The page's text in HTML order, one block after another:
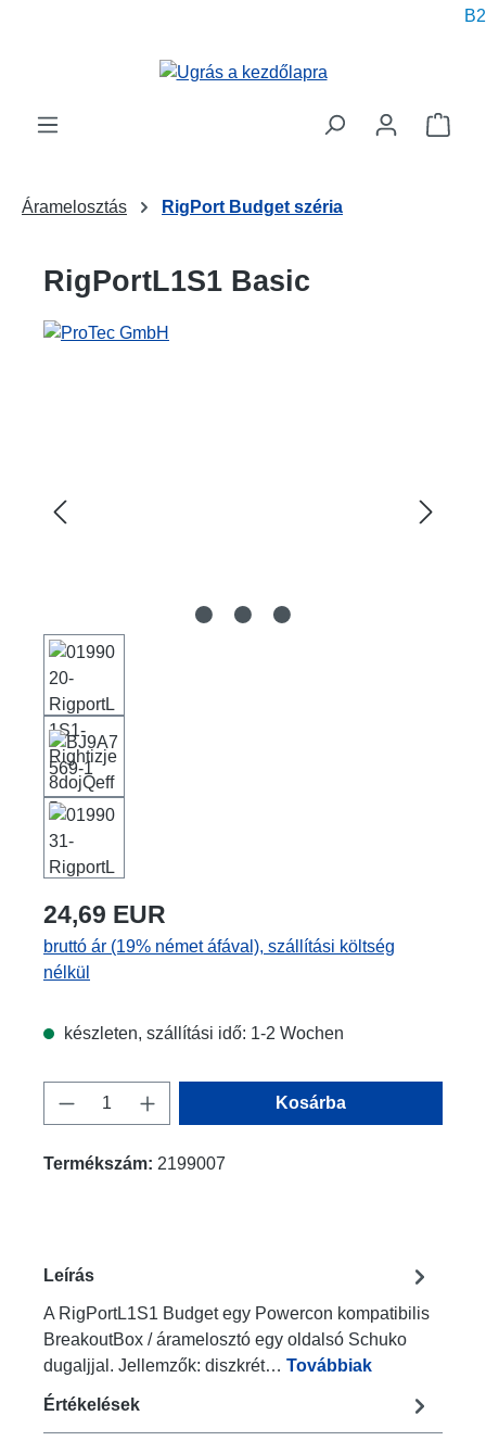
A
Áramelosztás RigPort Budget széria
RigPortL1S1 Basic
24,69 EUR
bruttó ár (19% német áfával), szállítási költség
nélkül
készleten, szállítási idő: 1-2 Wochen
Termékmennyiség: Adja meg a kívánt
Kosárba
Termékszám: 2199007
Leírás
A RigPortL1S1 Budget egy Powercon kompatibilis
BreakoutBox / áramelosztó egy oldalsó Schuko
dugaljjal. Jellemzők: diszkrét… Továbbiak
Értékelések